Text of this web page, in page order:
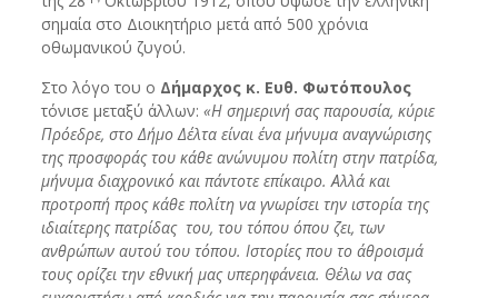
σημαία στο Διοικητήριο μετά από 500 χρόνια
οθωμανικού ζυγού.
Στο λόγο του ο Δήμαρχος κ. Ευθ. Φωτόπουλος
τόνισε μεταξύ άλλων: «Η σημερινή σας παρουσία, κύριε
Πρόεδρε, στο Δήμο Δέλτα είναι ένα μήνυμα αναγνώρισης
της προσφοράς του κάθε ανώνυμου πολίτη στην πατρίδα,
μήνυμα διαχρονικό και πάντοτε επίκαιρο. Αλλά και
προτροπή προς κάθε πολίτη να γνωρίσει την ιστορία της
ιδιαίτερης πατρίδας του, του τόπου όπου ζει, των
ανθρώπων αυτού του τόπου. Ιστορίες που το άθροισμά
τους ορίζει την εθνική μας υπερηφάνεια. Θέλω να σας